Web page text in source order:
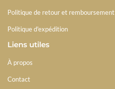
Politique de retour et remboursement
Politique d'expédition
Liens utiles
À propos
Contact